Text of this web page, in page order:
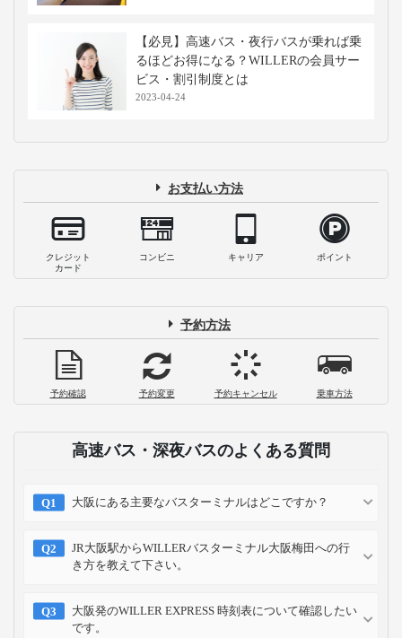
【必見】高速バス・夜行バスが乗れば乗
るほどお得になる？WILLERの会員サー
ビス・割引制度とは
2023-04-24
お支払い方法
クレジット
カード
コンビニ キャリア ポイント
予約方法
予約確認 予約変更 予約キャンセル 乗車方法
高速バス・深夜バスのよくある質問
大阪にある主要なバスターミナルはどこですか？
JR大阪駅からWILLERバスターミナル大阪梅田への行
き方を教えて下さい。
大阪発のWILLER EXPRESS 時刻表について確認したい
です。